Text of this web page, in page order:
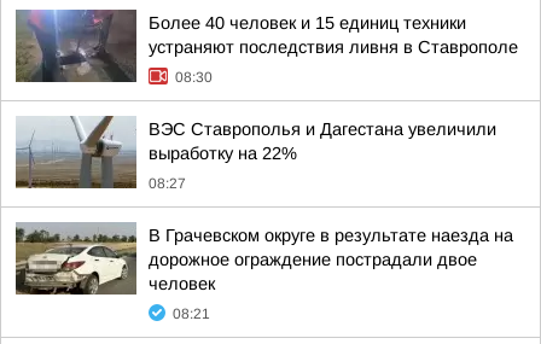
Более 40 человек и 15 единиц техники
устраняют последствия ливня в Ставрополе
08:30
ВЭС Ставрополья и Дагестана увеличили
выработку на 22%
08:27
В Грачевском округе в результате наезда на
дорожное ограждение пострадали двое
человек
08:21